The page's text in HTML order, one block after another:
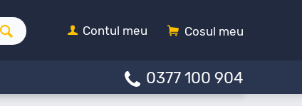
Cosul meu
Contul meu
0377 100 904